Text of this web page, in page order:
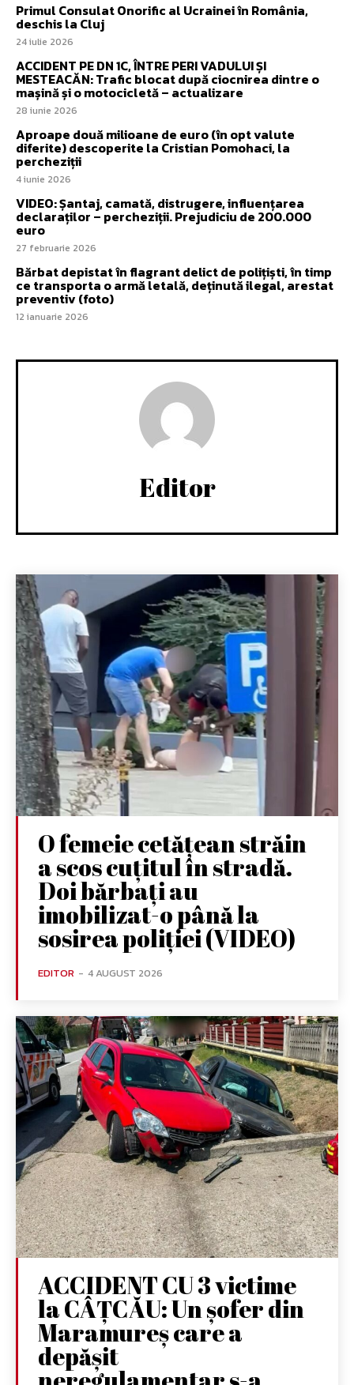
Primul Consulat Onorific al Ucrainei în România,
deschis la Cluj
24 iulie 2026
ACCIDENT PE DN 1C, ÎNTRE PERI VADULUI ȘI
MESTEACĂN: Trafic blocat după ciocnirea dintre o
mașină și o motocicletă – actualizare
28 iunie 2026
Aproape două milioane de euro (în opt valute
diferite) descoperite la Cristian Pomohaci, la
percheziții
4 iunie 2026
VIDEO: Șantaj, camată, distrugere, influențarea
declaraților – percheziții. Prejudiciu de 200.000
euro
27 februarie 2026
Bărbat depistat în flagrant delict de polițiști, în timp
ce transporta o armă letală, deținută ilegal, arestat
preventiv (foto)
12 ianuarie 2026
Editor
O femeie cetățean străin
a scos cuțitul în stradă.
Doi bărbați au
imobilizat-o până la
sosirea poliției (VIDEO)
EDITOR - 4 AUGUST 2026
ACCIDENT CU 3 victime
la CÂȚCĂU: Un șofer din
Maramureș care a
depășit